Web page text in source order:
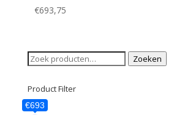
€693,75
Zoeken
naar:
Zoeken
Product Filter
€693